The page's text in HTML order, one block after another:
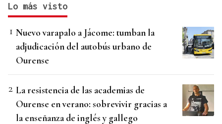
Lo más visto
Nuevo varapalo a Jácome: tumban la
adjudicación del autobús urbano de
Ourense
La resistencia de las academias de
Ourense en verano: sobrevivir gracias a
la enseñanza de inglés y gallego